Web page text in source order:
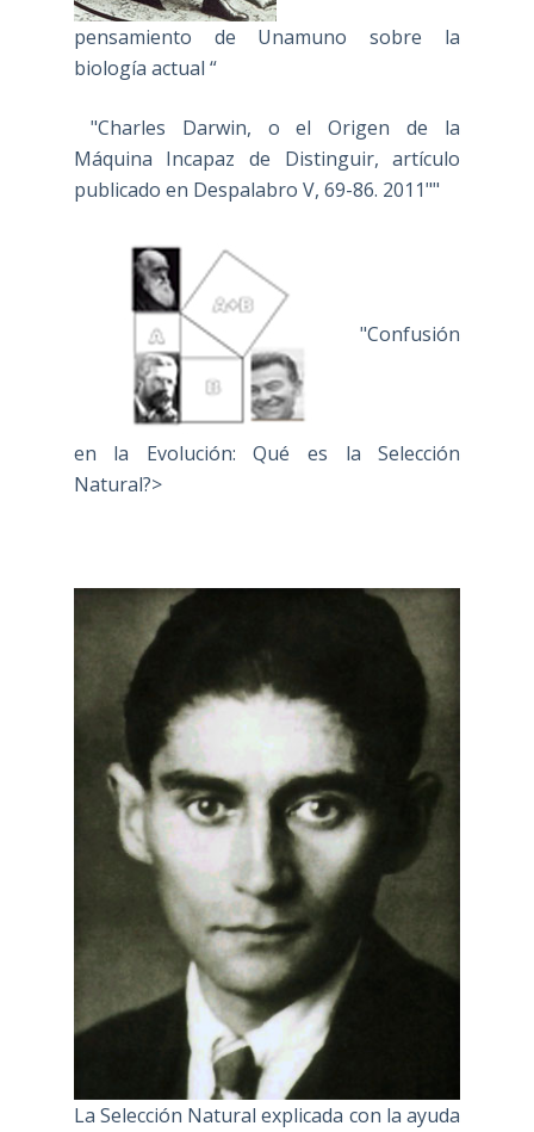
pensamiento de Unamuno sobre la
biología actual “
"Charles Darwin, o el Origen de la
Máquina Incapaz de Distinguir, artículo
publicado en Despalabro V, 69-86. 2011""
"Confusión
en la Evolución: Qué es la Selección
Natural?>
La Selección Natural explicada con la ayuda